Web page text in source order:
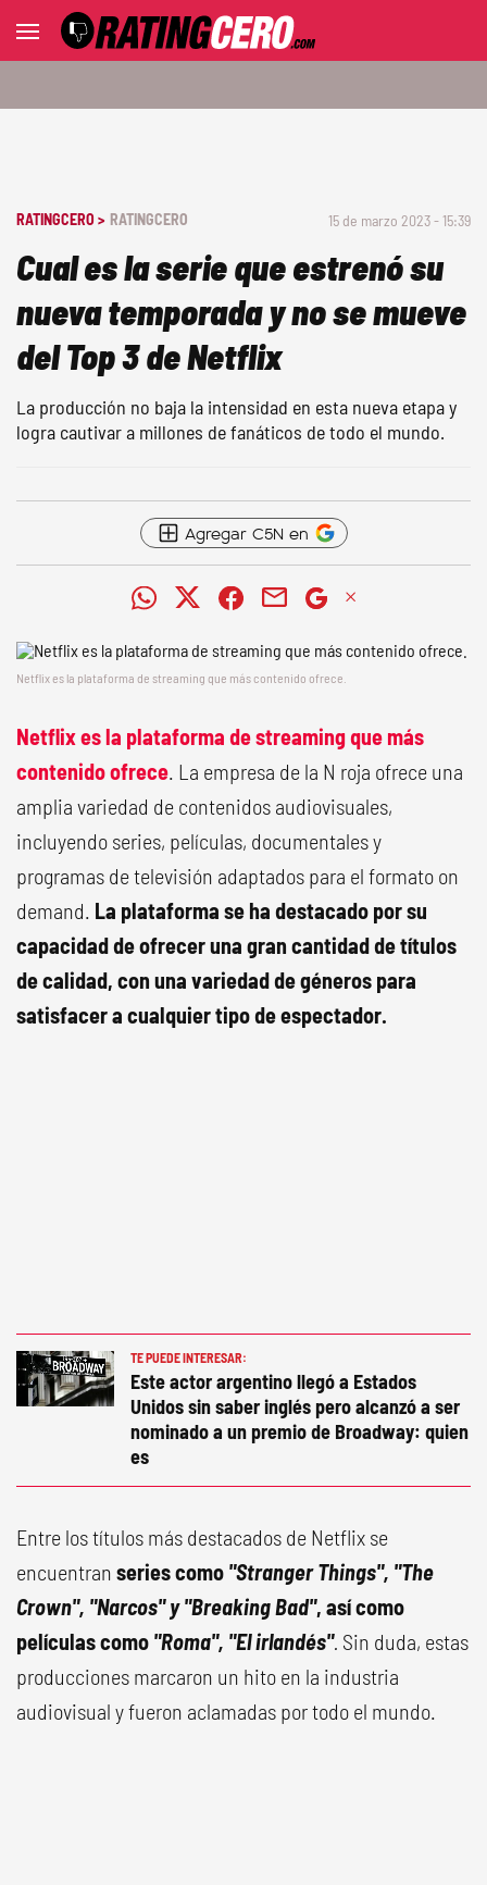
RATINGCERO > RATINGCERO 15 de marzo 2023 - 15:39
Cual es la serie que estrenó su
nueva temporada y no se mueve
del Top 3 de Netflix
La producción no baja la intensidad en esta nueva etapa y
logra cautivar a millones de fanáticos de todo el mundo.
Agregar C5N en
Netflix es la plataforma de streaming que más contenido ofrece .
Netflix es la plataforma de streaming que más
contenido ofrece. La empresa de la N roja ofrece una
amplia variedad de contenidos audiovisuales,
incluyendo series, películas, documentales y
programas de televisión adaptados para el formato on
demand. La plataforma se ha destacado por su
capacidad de ofrecer una gran cantidad de títulos
de calidad, con una variedad de géneros para
satisfacer a cualquier tipo de espectador.
TE PUEDE INTERESAR:
Este actor argentino llegó a Estados
Unidos sin saber inglés pero alcanzó a ser
nominado a un premio de Broadway: quien
es
Entre los títulos más destacados de Netflix se
encuentran series como "Stranger Things", "The
Crown", "Narcos" y "Breaking Bad", así como
películas como "Roma", "El irlandés". Sin duda, estas
producciones marcaron un hito en la industria
audiovisual y fueron aclamadas por todo el mundo.